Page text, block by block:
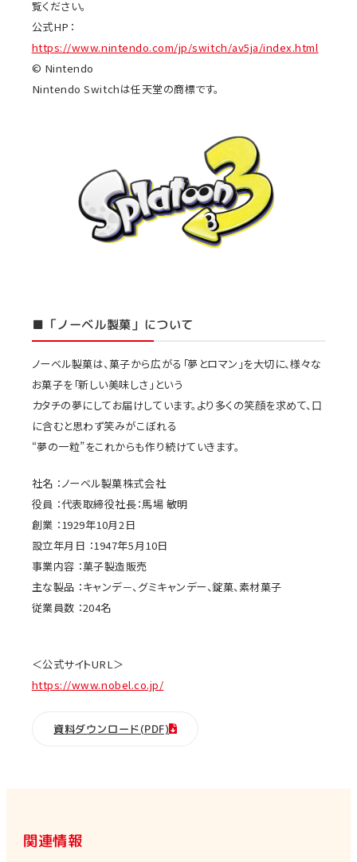
覧ください。
公式HP：
https://www.nintendo.com/jp/switch/av5ja/index.html
© Nintendo
Nintendo Switchは任天堂の商標です。
■「ノーベル製菓」について
ノーベル製菓は、菓子から広がる「夢とロマン」を大切に、様々な
お菓子を「新しい美味しさ」という
カタチの夢にしてお届けしています。より多くの笑顔を求めて、口
に含むと思わず笑みがこぼれる
“夢の一粒”をこれからも作り続けていきます。
社名 ：ノーベル製菓株式会社
役員 ：代表取締役社長：馬場 敏明
創業 ：1929年10月2日
設立年月日 ：1947年5月10日
事業内容 ：菓子製造販売
主な製品 ：キャンデ－、グミキャンデー、錠菓、素材菓子
従業員数 ：204名
＜公式サイトURL＞
https://www.nobel.co.jp/
資料ダウンロード(PDF)
関連情報